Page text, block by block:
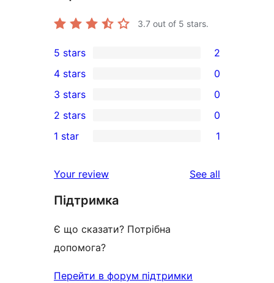
3.7 out of 5 stars.
2
5-
star
reviews
5 stars 2
4-
star
reviews
4 stars 0
0
3-
star
3 stars 0
2-
reviews
2 stars 0
star
review
1 star 1
Your review See all
Підтримка
Є що сказати? Потрібна
допомога?
Перейти в форум підтримки